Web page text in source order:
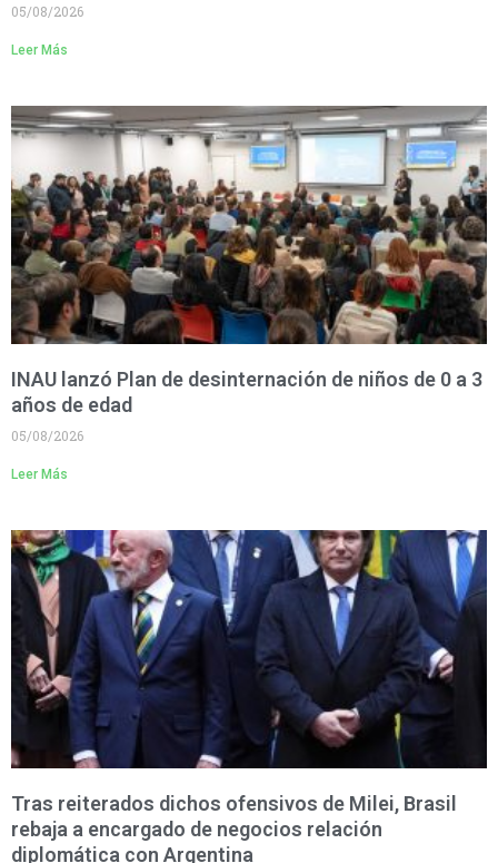
05/08/2026
Leer Más
INAU lanzó Plan de desinternación de niños de 0 a 3
años de edad
05/08/2026
Leer Más
Tras reiterados dichos ofensivos de Milei, Brasil
rebaja a encargado de negocios relación
diplomática con Argentina